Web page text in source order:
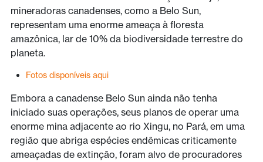
mineradoras canadenses, como a Belo Sun,
representam uma enorme ameaça à floresta
amazônica, lar de 10% da biodiversidade terrestre do
planeta.
Fotos disponíveis aqui
Embora a canadense Belo Sun ainda não tenha
iniciado suas operações, seus planos de operar uma
enorme mina adjacente ao rio Xingu, no Pará, em uma
região que abriga espécies endêmicas criticamente
ameaçadas de extinção, foram alvo de procuradores